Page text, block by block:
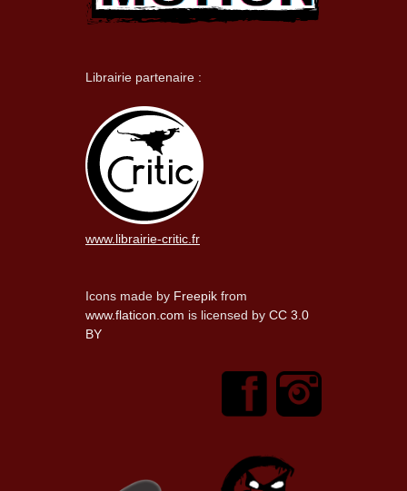
Librairie partenaire :
www.librairie-critic.fr
Icons made by Freepik from
www.flaticon.com is licensed by CC 3.0
BY